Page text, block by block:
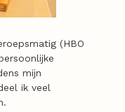
(HBO
mijn
ik veel